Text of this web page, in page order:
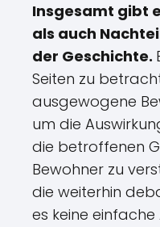
Insgesamt gibt
als auch
der Geschichte.
Seiten zu
ausgewogene
um die
die betroffenen
Bewohner zu
die weiterhin
es keine